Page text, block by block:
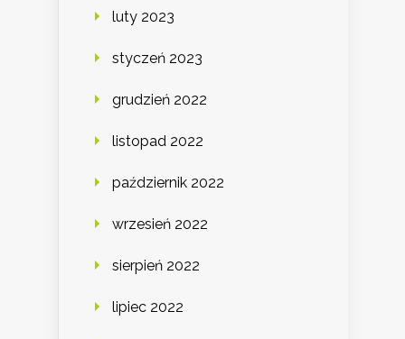
luty 2023
styczeń 2023
grudzień 2022
listopad 2022
październik 2022
wrzesień 2022
sierpień 2022
lipiec 2022